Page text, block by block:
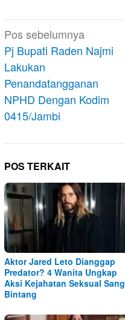
Navigasi
pos
Pos sebelumnya
Pj Bupati Raden Najmi
Lakukan
Penandatangganan
NPHD Dengan Kodim
0415/Jambi
POS TERKAIT
Aktor Jared Leto Dianggap
Predator? 4 Wanita Ungkap
Aksi Kejahatan Seksual Sang
Bintang